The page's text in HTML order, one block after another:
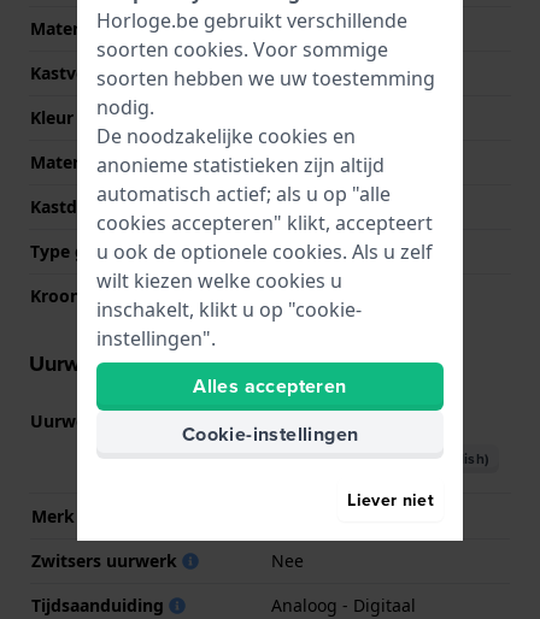
Materiaal
Bio-plastic
Kastvorm
Achthoekig
Kleur kast
Materiaal kastdeksel
Roestvrij staal
Kastdeksel
Gedicht met schroefjes
Type glas
Mineraal
Kroon
Uurwerk informatie
Uurwerk nr. 5730
Download handboek (English)
Merk uurwerk
Zwitsers uurwerk
Nee
Tijdsaanduiding
Analoog - Digitaal
Horloge.be gebruikt verschillende
soorten cookies. Voor sommige
soorten hebben we uw toestemming
nodig.
De noodzakelijke cookies en
anonieme statistieken zijn altijd
automatisch actief; als u op "alle
cookies accepteren" klikt, accepteert
u ook de optionele cookies. Als u zelf
wilt kiezen welke cookies u
inschakelt, klikt u op "cookie-
instellingen".
Alles accepteren
Cookie-instellingen
Liever niet